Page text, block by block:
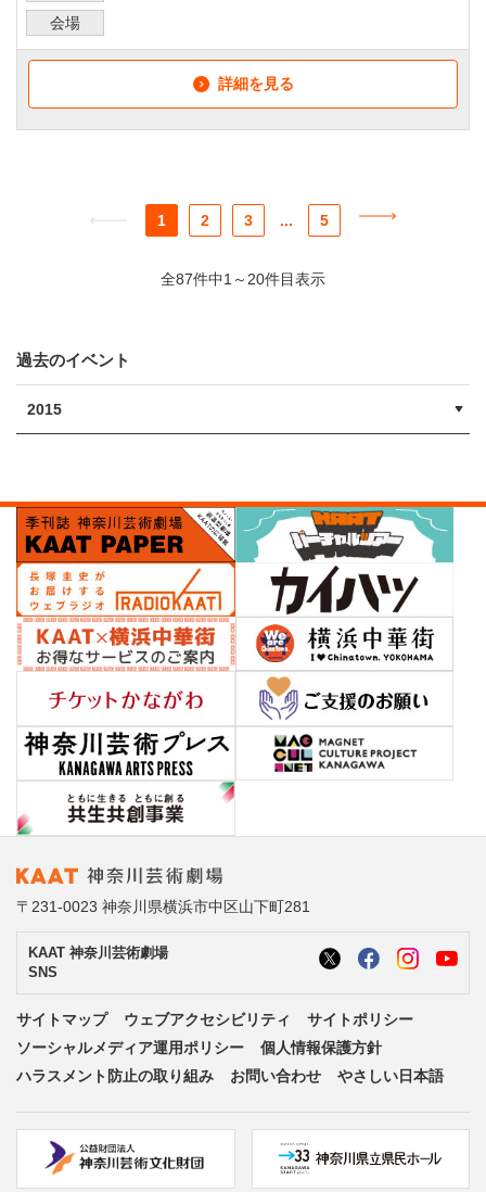
会場
詳細を見る
1 2 3 ... 5
全87件中1～20件目表示
過去のイベント
〒231-0023 神奈川県横浜市中区山下町281
KAAT 神奈川芸術劇場
SNS
サイトマップ ウェブアクセシビリティ
サイトポリシー
ソーシャルメディア運用ポリシー
個人情報保護方針
ハラスメント防止の取り組み
お問い合わせ やさしい日本語